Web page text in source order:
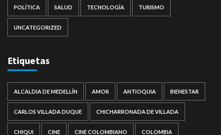
POLÍTICA SALUD TECNOLOGÍA TURISMO
UNCATEGORIZED
Etiquetas
ALCALDIA DE MEDELLÍN AMOR ANTIOQUIA BIENESTAR
CARLOS VILLADA DUQUE CHICHARRONADA DE VILLADA
CHIQUI CINE CINE COLOMBIANO COLOMBIA